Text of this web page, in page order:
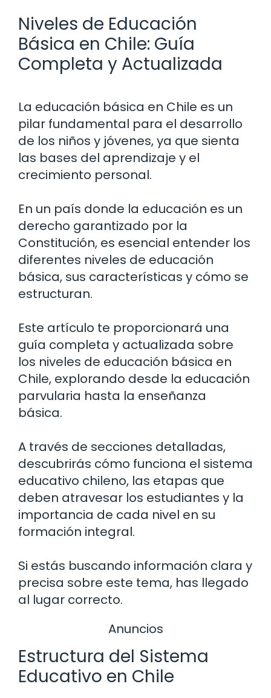
Niveles de Educación
Básica en Chile: Guía
Completa y Actualizada
La educación básica en Chile es un
pilar fundamental para el desarrollo
de los niños y jóvenes, ya que sienta
las bases del aprendizaje y el
crecimiento personal.
En un país donde la educación es un
derecho garantizado por la
Constitución, es esencial entender los
diferentes niveles de educación
básica, sus características y cómo se
estructuran.
Este artículo te proporcionará una
guía completa y actualizada sobre
los niveles de educación básica en
Chile, explorando desde la educación
parvularia hasta la enseñanza
básica.
A través de secciones detalladas,
descubrirás cómo funciona el sistema
educativo chileno, las etapas que
deben atravesar los estudiantes y la
importancia de cada nivel en su
formación integral.
Si estás buscando información clara y
precisa sobre este tema, has llegado
al lugar correcto.
Anuncios
Estructura del Sistema
Educativo en Chile